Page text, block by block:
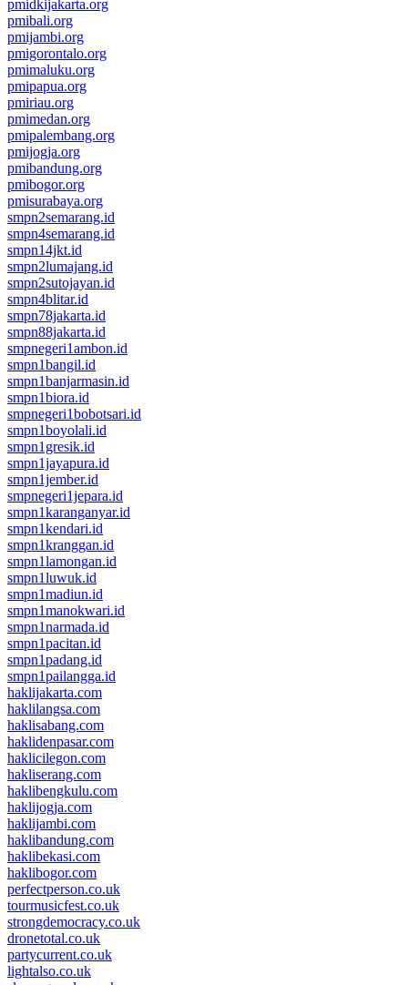
pmidkijakarta.org
pmibali.org
pmijambi.org
pmigorontalo.org
pmimaluku.org
pmipapua.org
pmiriau.org
pmimedan.org
pmipalembang.org
pmijogja.org
pmibandung.org
pmibogor.org
pmisurabaya.org
smpn2semarang.id
smpn4semarang.id
smpn14jkt.id
smpn2lumajang.id
smpn2sutojayan.id
smpn4blitar.id
smpn78jakarta.id
smpn88jakarta.id
smpnegeri1ambon.id
smpn1bangil.id
smpn1banjarmasin.id
smpn1biora.id
smpnegeri1bobotsari.id
smpn1boyolali.id
smpn1gresik.id
smpn1jayapura.id
smpn1jember.id
smpnegeri1jepara.id
smpn1karanganyar.id
smpn1kendari.id
smpn1kranggan.id
smpn1lamongan.id
smpn1luwuk.id
smpn1madiun.id
smpn1manokwari.id
smpn1narmada.id
smpn1pacitan.id
smpn1padang.id
smpn1pailangga.id
haklijakarta.com
haklilangsa.com
haklisabang.com
haklidenpasar.com
haklicilegon.com
hakliserang.com
haklibengkulu.com
haklijogja.com
haklijambi.com
haklibandung.com
haklibekasi.com
haklibogor.com
perfectperson.co.uk
tourmusicfest.co.uk
strongdemocracy.co.uk
dronetotal.co.uk
partycurrent.co.uk
lightalso.co.uk